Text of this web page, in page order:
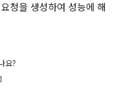
청을 생성하여 성능에 해
요?